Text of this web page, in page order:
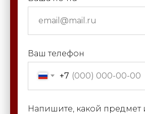
Ваш телефон
+7
Напишите, какой предмет